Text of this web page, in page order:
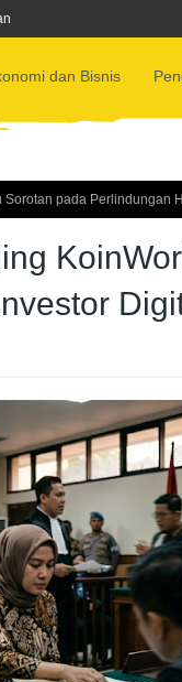
dan Bisnis
pada Perlindungan